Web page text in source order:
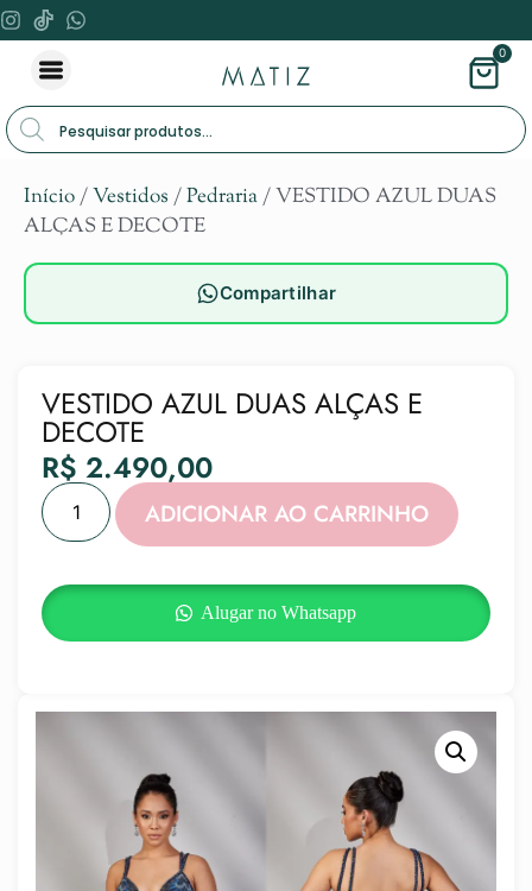
0
Início/Vestidos /Pedraria/ VESTIDO AZUL DUAS
ALÇAS E DECOTE
Compartilhar
VESTIDO AZUL DUAS ALÇAS E
DECOTE
R$ 2.490,00
ADICIONAR AO CARRINHO
Alugar no Whatsapp